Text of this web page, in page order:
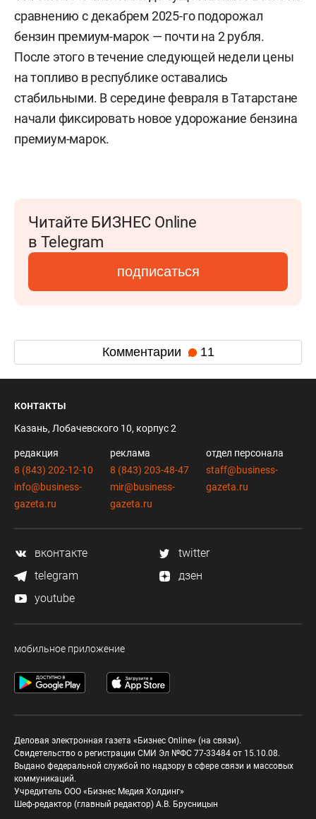
сравнению с декабрем 2025-го подорожал
бензин премиум-марок — почти на 2 рубля.
После этого в течение следующей недели цены
на топливо в республике оставались
стабильными. В середине февраля в Татарстане
начали фиксировать новое удорожание бензина
премиум-марок.
Читайте БИЗНЕС Online
в Telegram
подписаться
Комментарии 11
контакты
Казань, Лобачевского 10, корпус 2
редакция
8 (843) 202-12-10
info@business-
gazeta.ru
реклама
8 (843) 203-48-47
mir@business-
gazeta.ru
отдел персонала
staff@business-
gazeta.ru
вконтакте
twitter
telegram
дзен
youtube
мобильное приложение
Деловая электронная газета «Бизнес Online» (на связи).
Свидетельство о регистрации СМИ Эл №ФС 77-33484 от 15.10.08.
Выдано федеральной службой по надзору в сфере связи и массовых
коммуникаций.
Учредитель ООО «Бизнес Медия Холдинг»
Шеф-редактор (главный редактор) А.В. Брусницын